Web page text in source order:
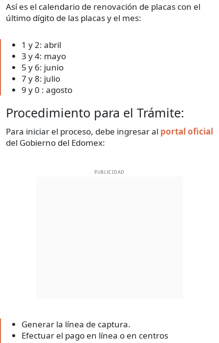
Así es el calendario de renovación de placas con el
último dígito de las placas y el mes:
1 y 2: abril
3 y 4: mayo
5 y 6: junio
7 y 8: julio
9 y 0 : agosto
Procedimiento para el Trámite:
Para iniciar el proceso, debe ingresar al portal oficial
del Gobierno del Edomex:
PUBLICIDAD
Generar la línea de captura.
Efectuar el pago en línea o en centros